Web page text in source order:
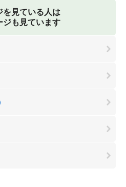
を見ている人は
ジも見ています